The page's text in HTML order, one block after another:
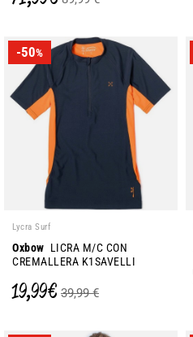
-50%
Lycra Surf
Oxbow LICRA M/C CON
CREMALLERA K1SAVELLI
19,99 € 39,99 €